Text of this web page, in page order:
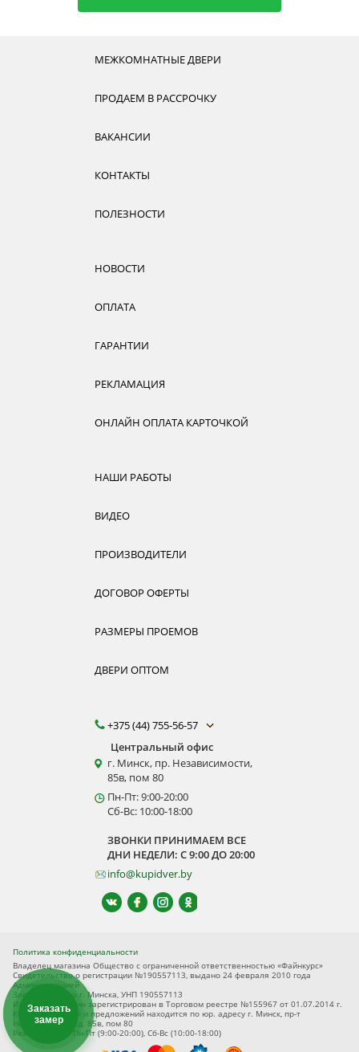
МЕЖКОМНАТНЫЕ ДВЕРИ
ПРОДАЕМ В РАССРОЧКУ
ВАКАНСИИ
КОНТАКТЫ
ПОЛЕЗНОСТИ
НОВОСТИ
ОПЛАТА
ГАРАНТИИ
РЕКЛАМАЦИЯ
ОНЛАЙН ОПЛАТА КАРТОЧКОЙ
НАШИ РАБОТЫ
ВИДЕО
ПРОИЗВОДИТЕЛИ
ДОГОВОР ОФЕРТЫ
РАЗМЕРЫ ПРОЕМОВ
ДВЕРИ ОПТОМ
+375 (44) 755-56-57
Центральный офис
г. Минск, пр. Независимости,
85в, пом 80
Пн-Пт: 9:00-20:00
Сб-Вс: 10:00-18:00
ЗВОНКИ ПРИНИМАЕМ ВСЕ
ДНИ НЕДЕЛИ: С 9:00 ДО 20:00
info@kupidver.by
Политика конфиденциальности
Владелец магазина Общество с ограниченной ответственностью «Файнкурс»
Свидетельство о регистрации №190557113, выдано 24 февраля 2010 года
Администрацией
Заводского р-на г. Минска, УНП 190557113
Интернет-магазин зарегистрирован в Торговом реестре №155967 от 01.07.2014 г.
Книга замечаний и предложений находится по юр. адресу г. Минск, пр-т
Независимости, д. 85в, пом 80
Режим работы Пн-Пт (9:00-20:00), Сб-Вс (10:00-18:00)
Заказать
замер